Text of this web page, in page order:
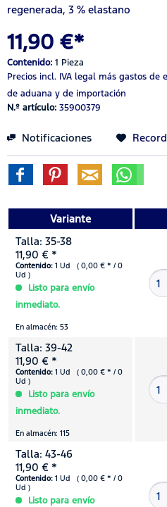
regenerada, 3 % elastano
11,90 €*
Contenido: 1 Pieza
Precios incl. IVA legal más gastos de
de aduana y de importación
N.º artículo: 35900379
Notificaciones
Variante
Talla: 35-38
11,90 € *
Contenido: 1 Ud ( 0,00 € * / 0
Ud )
Listo para envío
inmediato.
En almacén: 53
Talla: 39-42
11,90 € *
Contenido: 1 Ud ( 0,00 € * / 0
Ud )
Listo para envío
inmediato.
En almacén: 115
Talla: 43-46
11,90 € *
Contenido: 1 Ud ( 0,00 € * / 0
Ud )
Listo para envío